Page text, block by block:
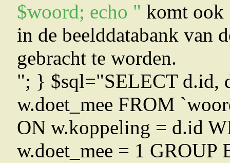
$woord; echo " komt ook
in de beelddatabank van
gebracht te worden.
"; } $sql="SELECT d.id,
w.doet_mee FROM
ON w.koppeling = d.id
w.doet_mee = 1